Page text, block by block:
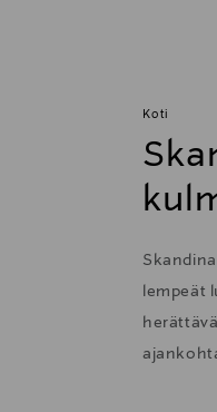
Koti
lempeät